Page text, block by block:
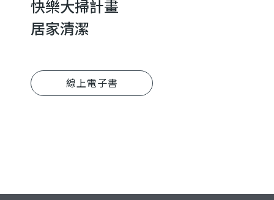
快樂大掃計畫
居家清潔
線上電子書